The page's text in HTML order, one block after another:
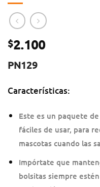
$2.100
PN129
Características:
Este es un paquete
fáciles de usar, para
mascotas cuando las
Impórtate que
bolsitas siempre